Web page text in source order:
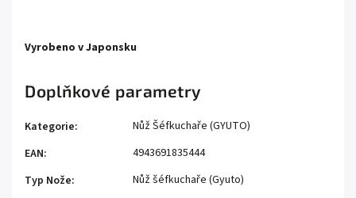
Vyrobeno v Japonsku
Doplňkové parametry
Kategorie:
Nůž Šéfkuchaře (GYUTO)
EAN:
4943691835444
Typ Nože:
Nůž šéfkuchaře (Gyuto)